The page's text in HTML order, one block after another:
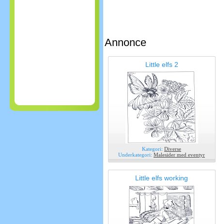
Annonce
Little elfs 2
Kategori: Diverse
Underkategori: Malesider med eventyr
Little elfs working